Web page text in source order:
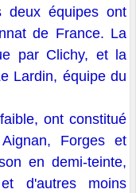
deux équipes ont
de France. La
par Clichy, et la
Lardin, équipe du
ont constitué
Forges et
en demi-teinte,
d'autres moins